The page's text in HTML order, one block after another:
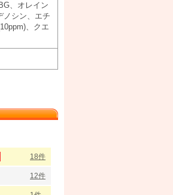
、オレイン
ノシン、エチ
、クエ
18件
12件